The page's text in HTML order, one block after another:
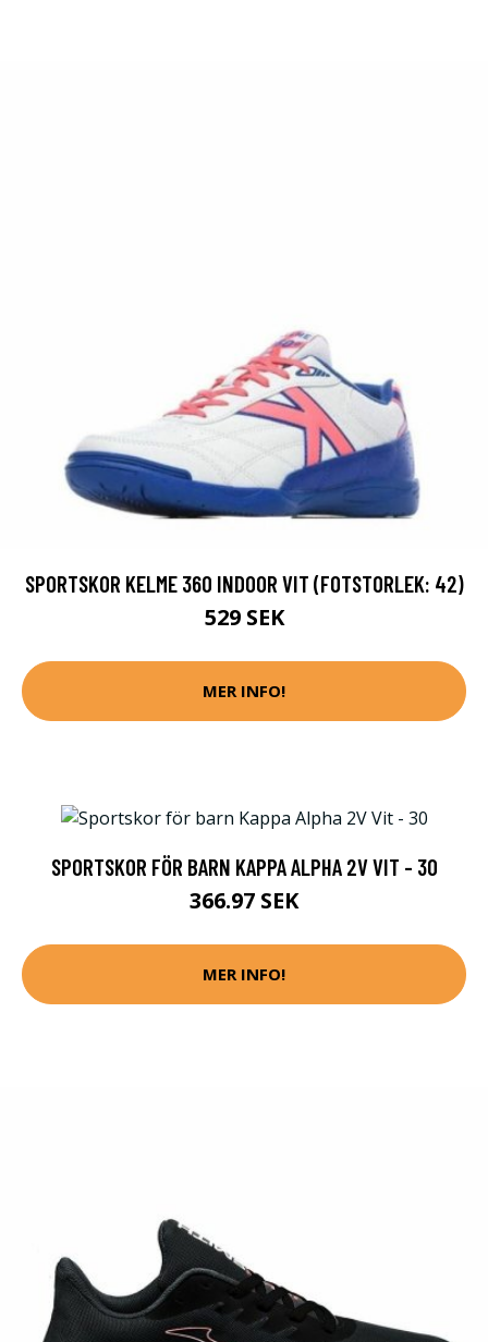
SPORTSKOR KELME 360 INDOOR VIT (FOTSTORLEK: 42)
529 SEK
MER INFO!
SPORTSKOR FÖR BARN KAPPA ALPHA 2V VIT - 30
366.97 SEK
MER INFO!